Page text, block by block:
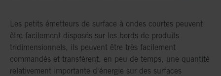
Les petits émetteurs de surface à ondes courtes peuvent
être facilement disposés sur les bords de produits
tridimensionnels, ils peuvent être très facilement
commandés et transfèrent, en peu de temps, une quantité
relativement importante d'énergie sur des surfaces